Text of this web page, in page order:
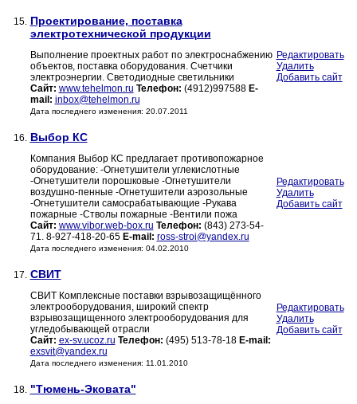
15. Проектирование, поставка
электротехнической продукции
Выполнение проектных работ по электроснабжению
объектов, поставка оборудования. Счетчики
электроэнергии. Светодиодные светильники
Сайт: www.tehelmon.ru Телефон: (4912)997588 E-
mail: inbox@tehelmon.ru
Дата последнего изменения: 20.07.2011
Редактировать
Удалить
Добавить сайт
16. Выбор КС
Компания Выбор КС предлагает противопожарное
оборудование: -Огнетушители углекислотные
-Огнетушители порошковые -Огнетушители
воздушно-пенные -Огнетушители аэрозольные
-Огнетушители самосрабатывающие -Рукава
пожарные -Стволы пожарные -Вентили пожа
Сайт: www.vibor.web-box.ru Телефон: (843) 273-54-
71. 8-927-418-20-65 E-mail: ross-stroi@yandex.ru
Дата последнего изменения: 04.02.2010
Редактировать
Удалить
Добавить сайт
17. СВИТ
СВИТ Комплексные поставки взрывозащищённого
электрооборудования, широкий спектр
взрывозащищенного электрооборудования для
угледобывающей отрасли
Сайт: ex-sv.ucoz.ru Телефон: (495) 513-78-18 E-mail:
exsvit@yandex.ru
Дата последнего изменения: 11.01.2010
Редактировать
Удалить
Добавить сайт
18. "Тюмень-Эковата"